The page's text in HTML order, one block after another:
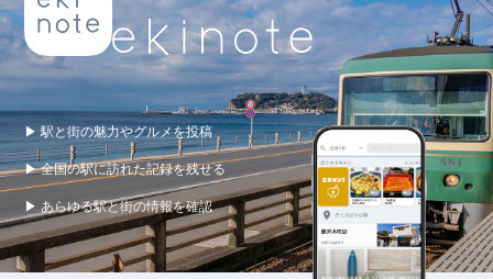
▶ 駅と街の魅力やグルメを投稿
▶ 全国の駅に訪れた記録を残せる
▶ あらゆる駅と街の情報を確認